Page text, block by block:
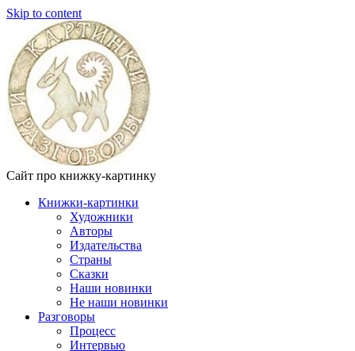
Skip to content
Сайт про книжку-картинку
Книжки-картинки
Художники
Авторы
Издательства
Страны
Сказки
Наши новинки
Не наши новинки
Разговоры
Процесс
Интервью